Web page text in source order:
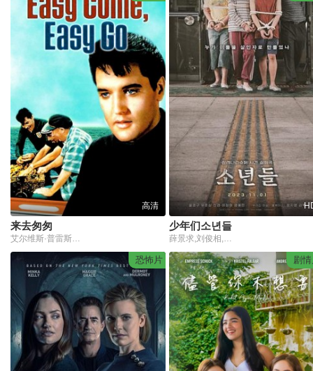
高清
来去匆匆
艾尔维斯·普雷斯利,派特·哈林顿,帕特·普瑞丝特
少年们소년들
薛景求,刘俊相,陈庆,许成泰,廉惠兰,金东英
恐怖片 剧